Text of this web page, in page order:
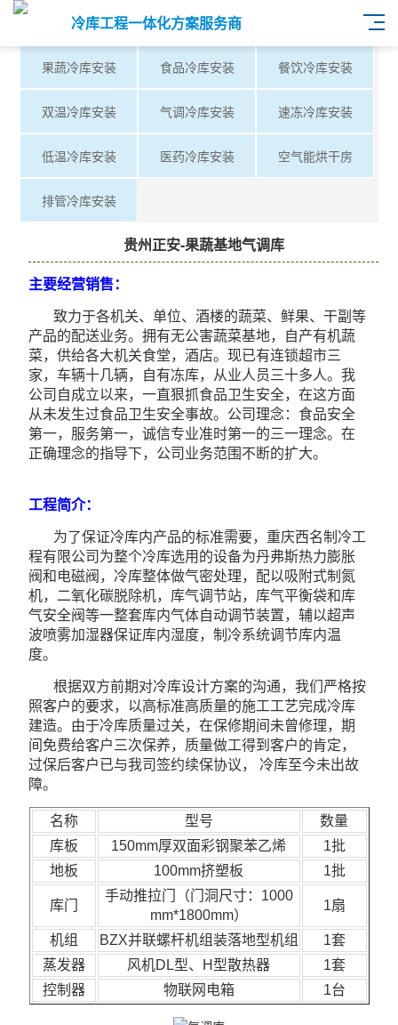
冷库工程一体化方案服务商
果蔬冷库安装 食品冷库安装 餐饮冷库安装
双温冷库安装 气调冷库安装 速冻冷库安装
低温冷库安装 医药冷库安装 空气能烘干房
排管冷库安装
贵州正安-果蔬基地气调库
主要经营销售：
致力于各机关、单位、酒楼的蔬菜、鲜果、干副等
产品的配送业务。拥有无公害蔬菜基地，自产有机蔬
菜，供给各大机关食堂，酒店。现已有连锁超市三
家，车辆十几辆，自有冻库，从业人员三十多人。我
公司自成立以来，一直狠抓食品卫生安全，在这方面
从未发生过食品卫生安全事故。公司理念：食品安全
第一，服务第一，诚信专业准时第一的三一理念。在
正确理念的指导下，公司业务范围不断的扩大。
工程简介：
为了保证冷库内产品的标准需要，重庆西名制冷工
程有限公司为整个冷库选用的设备为丹弗斯热力膨胀
阀和电磁阀，冷库整体做气密处理，配以吸附式制氮
机，二氧化碳脱除机，库气调节站，库气平衡袋和库
气安全阀等一整套库内气体自动调节装置，辅以超声
波喷雾加湿器保证库内湿度，制冷系统调节库内温
度。
根据双方前期对冷库设计方案的沟通，我们严格按
照客户的要求，以高标准高质量的施工工艺完成冷库
建造。由于冷库质量过关，在保修期间未曾修理，期
间免费给客户三次保养，质量做工得到客户的肯定，
过保后客户已与我司签约续保协议， 冷库至今未出故
障。
名称 型号
数量
库板
150mm厚双面彩钢聚苯乙烯
1批
地板
100mm挤塑板 1批
库门
手动推拉门（门洞尺寸：1000
mm*1800mm）
1扇
机组 BZX并联螺杆机组装落地型机组
1套
蒸发器
风机DL型、H型散热器
1套
控制器
物联网电箱 1台